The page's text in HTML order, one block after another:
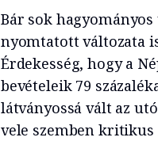
Bár sok
nyomtatott változata
Érdekesség, hogy a
bevételeik 79
látványossá vált az
vele szemben